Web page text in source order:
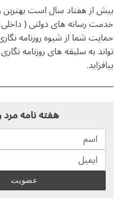
بیش از هفتاد سال است بهترین
خدمت رسانه های دولتی (
حمایت شما از شیوه روزنامه
تواند به سلیقه های روزنامه
بیافزاید.
هفته نامه مرد